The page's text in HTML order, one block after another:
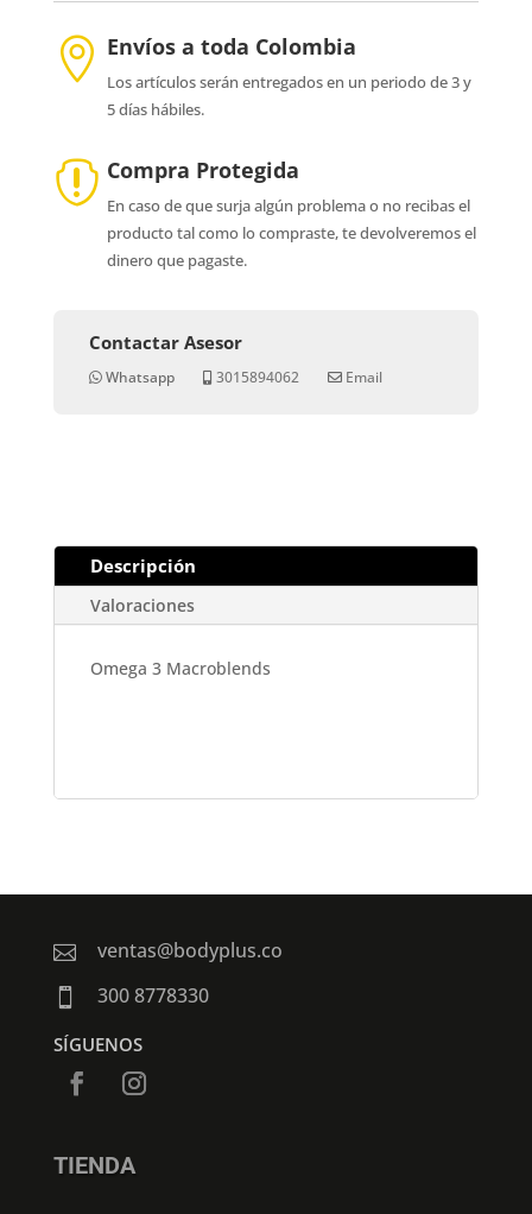
 Envíos a toda Colombia
Los artículos serán entregados en un periodo de 3 y
5 días hábiles.
 Compra Protegida
En caso de que surja algún problema o no recibas el
producto tal como lo compraste, te devolveremos el
dinero que pagaste.
Contactar Asesor
Whatsapp 3015894062 Email
Descripción
Valoraciones
Omega 3 Macroblends
 ventas@bodyplus.co
 300 8778330
SÍGUENOS
TIENDA